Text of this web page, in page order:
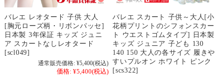
バレエ レオタード 子供 大人
[胸元ローズ柄・リボンパッセ]
日本製 3年保証 キッズ ジュニ
ア スカートなしレオタード
[scl049]
通常販売価格: ¥5,400(税込)
価格: ¥5,400(税込)
バレエ スカート 子供～大人[小
花柄プリントのシフォンスカー
ト ウエストゴムタイプ] 日本製
キッズ ジュニア 子ども 130
140 150 大人の各サイズ 履きや
すいプルオン ホワイト ピンク
[scs322]